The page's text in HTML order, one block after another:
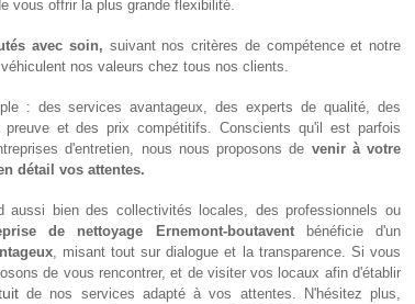
vous offrir la plus grande flexibilité.
avec soin, suivant nos critères de compétence et notre
nos valeurs chez tous nos clients.
: des services avantageux, des experts de qualité, des
et des prix compétitifs. Conscients qu'il est parfois
d'entretien, nous nous proposons de venir à votre
détail vos attentes.
aussi bien des collectivités locales, des professionnels ou
de nettoyage Ernemont-boutaventbénéficie d'un
, misant tout sur dialogue et la transparence. Si vous
de vous rencontrer, et de visiter vos locaux afin d'établir
de nos services adapté à vos attentes. N'hésitez plus,